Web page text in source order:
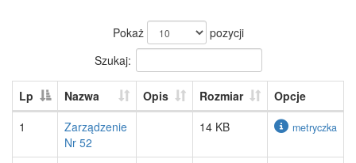
Pokaż
pozycji
Szukaj:
Lp Nazwa Opis Rozmiar
Opcje
1
Zarządzenie
Nr 52
14 KB metryczka